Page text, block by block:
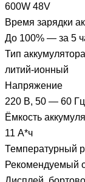
600W 48V
Время зарядки
До 100% — за 5
Тип аккумулятора
литий-ионный
Напряжение
220 В, 50 — 60
Ёмкость
11 А*ч
Температурный
Рекомендуемый